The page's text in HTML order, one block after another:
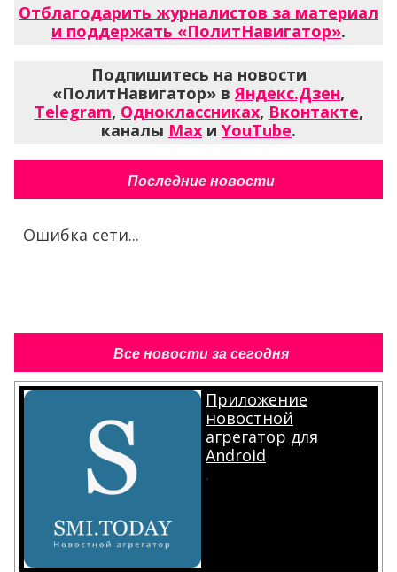
Отблагодарить журналистов за материал
и поддержать «ПолитНавигатор».
Подпишитесь на новости
«ПолитНавигатор» вЯндекс.Дзен,
Telegram, Одноклассниках, Вконтакте,
каналы Max и YouTube.
Последние новости
Ошибка сети...
Все новости за сегодня
Приложение
новостной
агрегатор для
Android
.